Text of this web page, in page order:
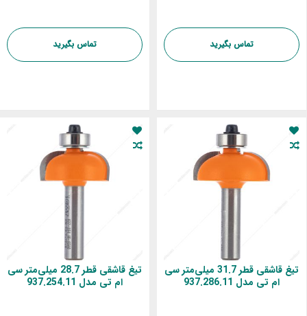
تماس بگیرید تماس بگیرید
تیغ قاشقی قطر 31.7 میلی‌متر سی
ام تی مدل 937.286.11
تیغ قاشقی قطر 28.7 میلی‌متر سی
ام تی مدل 937.254.11